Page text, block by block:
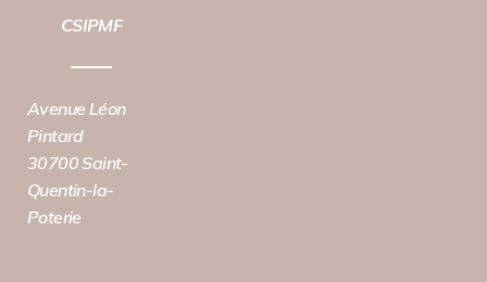
CSIPMF
Avenue Léon
Pintard
30700 Saint-
Quentin-la-
Poterie